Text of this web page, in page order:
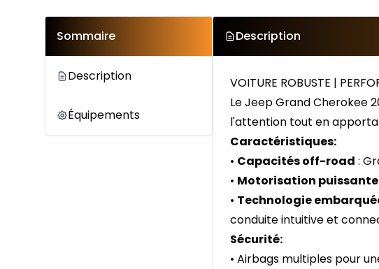
Sommaire
Description
Équipements
Description
VOITURE ROBUSTE |
Le Jeep Grand Cherokee
l'attention tout en
Caractéristiques:
• Capacités off-road :
• Motorisation puissante
• Technologie
conduite intuitive et
Sécurité:
• Airbags multiples pour